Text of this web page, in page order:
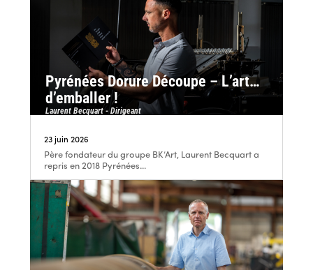
Pyrénées Dorure Découpe – L’art…
d’emballer !
Laurent Becquart - Dirigeant
23 juin 2026
Père fondateur du groupe BK’Art, Laurent Becquart a
repris en 2018 Pyrénées...